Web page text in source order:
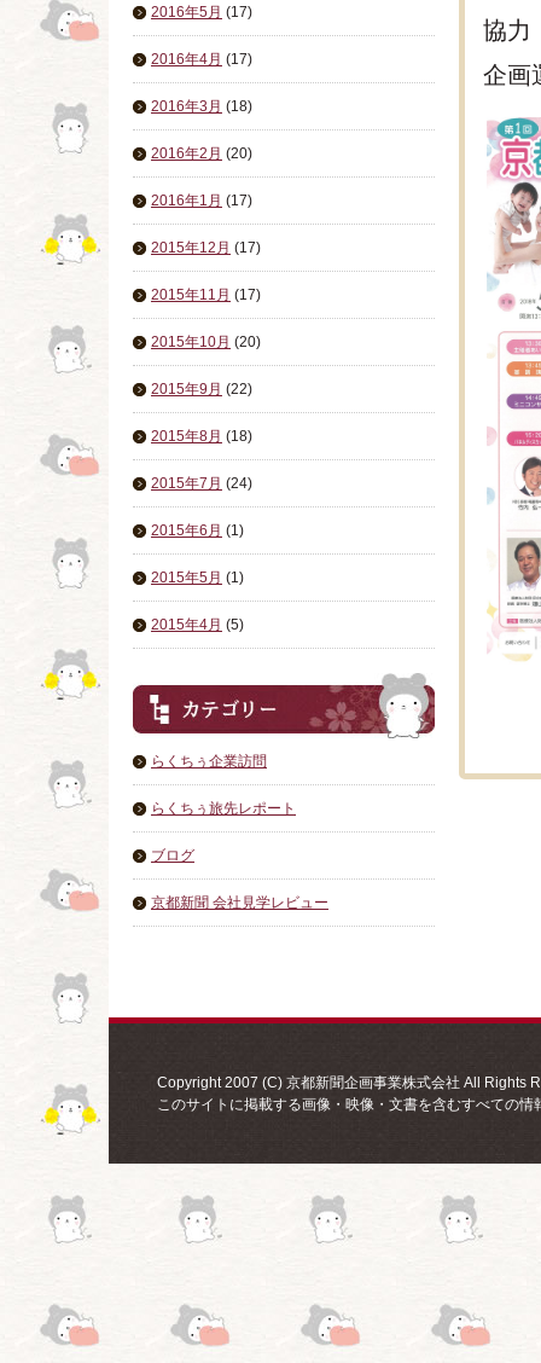
2016年5月 (17)
2016年4月 (17)
2016年3月 (18)
2016年2月 (20)
2016年1月 (17)
2015年12月 (17)
2015年11月 (17)
2015年10月 (20)
2015年9月 (22)
2015年8月 (18)
2015年7月 (24)
2015年6月 (1)
2015年5月 (1)
2015年4月 (5)
らくちぅ企業訪問
らくちぅ旅先レポート
ブログ
京都新聞 会社見学レビュー
協力
企画
Copyright 2007 (C) 京都新聞企画事業株式会社 All Rights
このサイトに掲載する画像・映像・文書を含むすべての